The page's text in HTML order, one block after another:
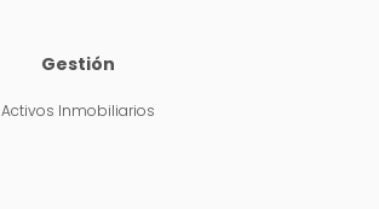
Gestión
Activos Inmobiliarios